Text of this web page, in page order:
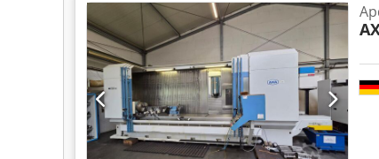
Sukimosi greičio diapazonas: 30 - 6.000 aps./
tvirtinimas: SK 40 Įrankių keitiklis Įrankių vietos:
mm, naudojamas vertikaliai ir horizontaliai
svoris: 12.000 kg Užimama vieta (Ilgis x Plotis x
aušinimas (IKZ): 30 bar Drožlių transporterio
Aušinimo sistema Aušinimo skysčio bakas: 400 l
(belaidis variantas) Galimybė naudoti išorinį
matavimo sistema: Heidenhain Darbo režimas: